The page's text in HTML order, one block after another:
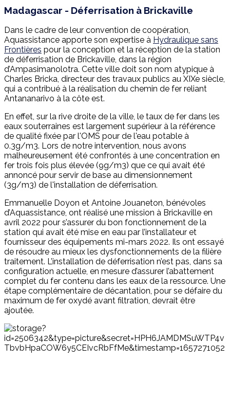
Madagascar - Déferrisation à Brickaville
Dans le cadre de leur convention de coopération,
Aquassistance apporte son expertise à Hydraulique sans
Frontières pour la conception et la réception de la station
de déferrisation de Brickaville, dans la région
d’Ampasimanolotra. Cette ville doit son nom atypique à
Charles Bricka, directeur des travaux publics au XIXe siècle,
qui a contribué à la réalisation du chemin de fer reliant
Antananarivo à la côte est.
En effet, sur la rive droite de la ville, le taux de fer dans les
eaux souterraines est largement supérieur à la référence
de qualité fixée par l'OMS pour de l'eau potable à
0.3g/m3. Lors de notre intervention, nous avons
malheureusement été confrontés à une concentration en
fer trois fois plus élevée (9g/m3) que ce qui avait été
annoncé pour servir de base au dimensionnement
(3g/m3) de l'installation de déferrisation.
Emmanuelle Doyon et Antoine Jouaneton, bénévoles
d’Aquassistance, ont réalisé une mission à Brickaville en
avril 2022 pour s’assurer du bon fonctionnement de la
station qui avait été mise en eau par l’installateur et
fournisseur des équipements mi-mars 2022. Ils ont essayé
de résoudre au mieux les dysfonctionnements de la filière
traitement. L’installation de déferrisation n’est pas, dans sa
configuration actuelle, en mesure d’assurer l’abattement
complet du fer contenu dans les eaux de la ressource. Une
étape complémentaire de décantation, pour se défaire du
maximum de fer oxydé avant filtration, devrait être
ajoutée.